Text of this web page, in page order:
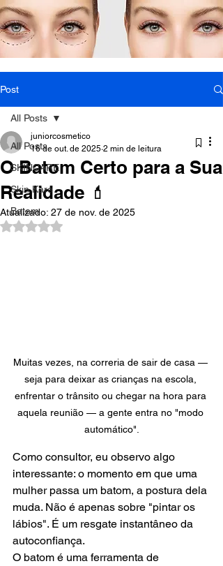
Post
All Posts
SKINCARE
Skin Kare
Batom
All Posts
O Batom Certo para a Sua
Realidade 💄
juniorcosmetico
16 de out. de 2025 2 min de leitura
Atualizado: 27 de nov. de 2025
Avaliado com NaN de 5 estrelas.
Muitas vezes, na correria de sair de casa —
seja para deixar as crianças na escola,
enfrentar o trânsito ou chegar na hora para
aquela reunião — a gente entra no "modo
automático".
Como consultor, eu observo algo
interessante: o momento em que uma
mulher passa um batom, a postura dela
muda. Não é apenas sobre "pintar os
lábios". É um resgate instantâneo da
autoconfiança.
O batom é uma ferramenta de